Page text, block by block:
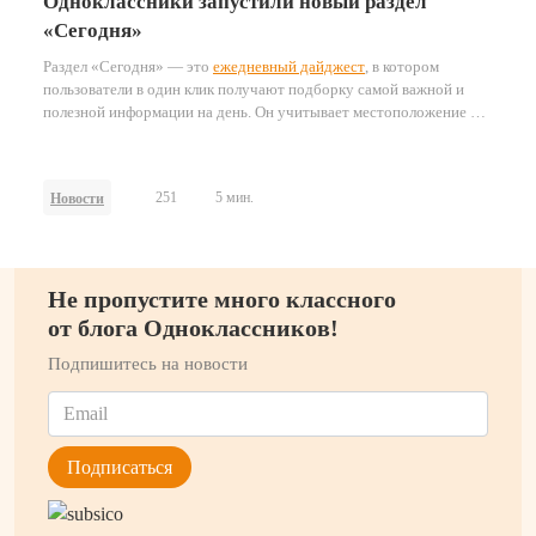
«Сегодня»
Раздел «Сегодня» — это ежедневный дайджест, в котором
пользователи в один клик получают подборку самой важной и
полезной информации на день. Он учитывает местоположение и
Новости 251 5 мин.
Не пропустите много классного
от блога Одноклассников!
Подпишитесь на новости